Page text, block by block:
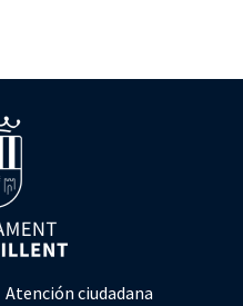
Atención ciudadana